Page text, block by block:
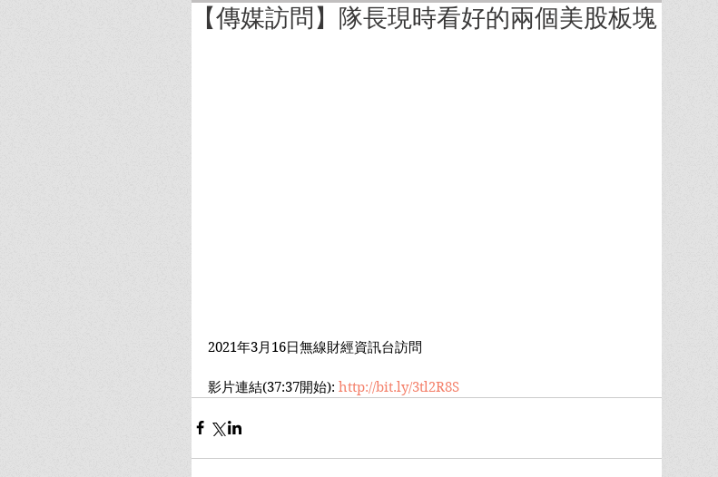
【傳媒訪問】隊長現時看好的兩個美股板塊
2021年3月16日無線財經資訊台訪問
影片連結(37:37開始): http://bit.ly/3tl2R8S